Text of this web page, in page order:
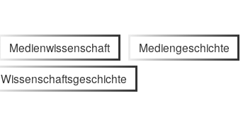
Medienwissenschaft Mediengeschichte
Wissenschaftsgeschichte